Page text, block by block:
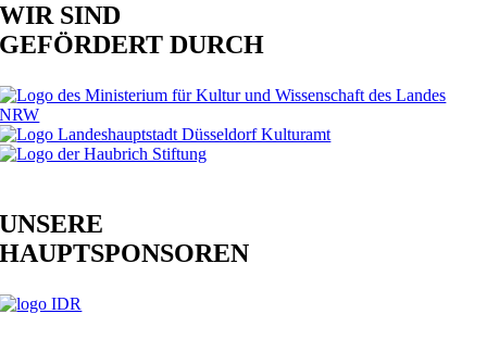
WIR SIND
GEFÖRDERT DURCH
UNSERE
HAUPTSPONSOREN